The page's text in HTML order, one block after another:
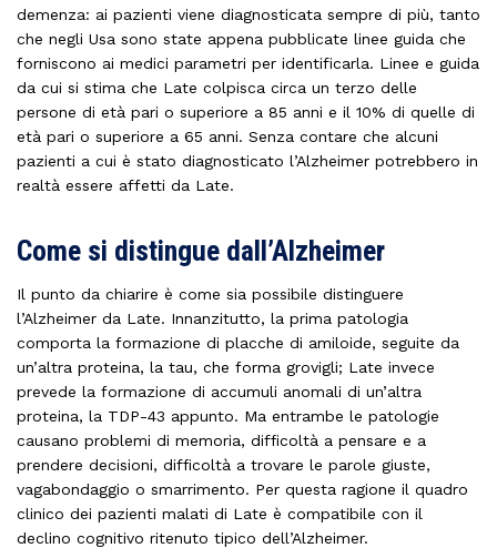
demenza: ai pazienti viene diagnosticata sempre di più, tanto
che negli Usa sono state appena pubblicate linee guida che
forniscono ai medici parametri per identificarla. Linee e guida
da cui si stima che Late colpisca circa un terzo delle
persone di età pari o superiore a 85 anni e il 10% di quelle di
età pari o superiore a 65 anni. Senza contare che alcuni
pazienti a cui è stato diagnosticato l’Alzheimer potrebbero in
realtà essere affetti da Late.
Come si distingue dall’Alzheimer
Il punto da chiarire è come sia possibile distinguere
l’Alzheimer da Late. Innanzitutto, la prima patologia
comporta la formazione di placche di amiloide, seguite da
un’altra proteina, la tau, che forma grovigli; Late invece
prevede la formazione di accumuli anomali di un’altra
proteina, la TDP-43 appunto. Ma entrambe le patologie
causano problemi di memoria, difficoltà a pensare e a
prendere decisioni, difficoltà a trovare le parole giuste,
vagabondaggio o smarrimento. Per questa ragione il quadro
clinico dei pazienti malati di Late è compatibile con il
declino cognitivo ritenuto tipico dell’Alzheimer.